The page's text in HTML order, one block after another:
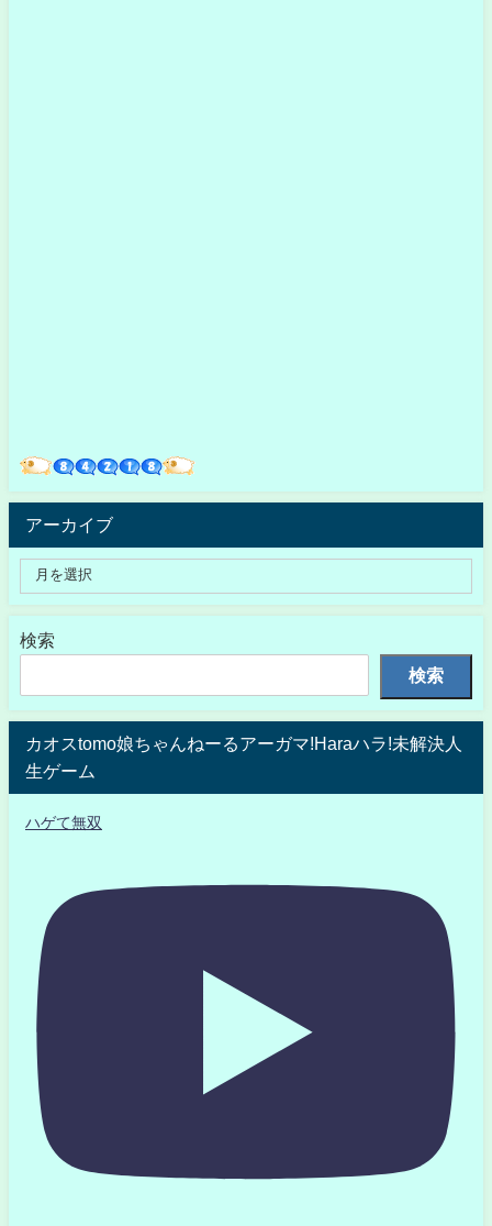
アーカイブ
検索
検索
カオスtomo娘ちゃんねーるアーガマ!Haraハラ!未解決人
生ゲーム
ハゲて無双